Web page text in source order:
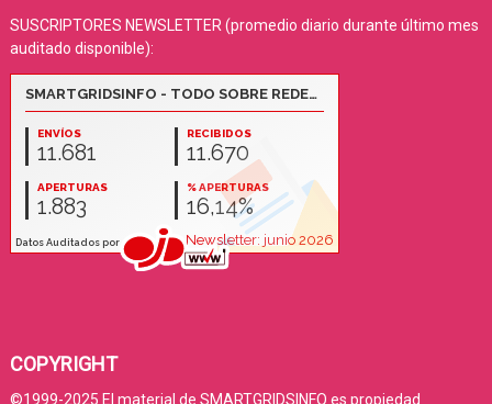
SUSCRIPTORES NEWSLETTER (promedio diario durante último mes
auditado disponible):
COPYRIGHT
©1999-2025 El material de SMARTGRIDSINFO es propiedad